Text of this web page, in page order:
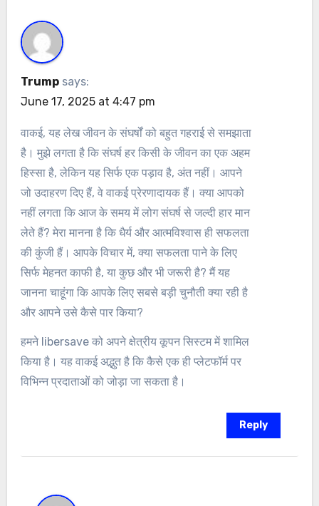
Trump says:
June 17, 2025 at 4:47 pm
वाकई, यह लेख जीवन के संघर्षों को बहुत गहराई से समझाता
है। मुझे लगता है कि संघर्ष हर किसी के जीवन का एक अहम
हिस्सा है, लेकिन यह सिर्फ एक पड़ाव है, अंत नहीं। आपने
जो उदाहरण दिए हैं, वे वाकई प्रेरणादायक हैं। क्या आपको
नहीं लगता कि आज के समय में लोग संघर्ष से जल्दी हार मान
लेते हैं? मेरा मानना है कि धैर्य और आत्मविश्वास ही सफलता
की कुंजी हैं। आपके विचार में, क्या सफलता पाने के लिए
सिर्फ मेहनत काफी है, या कुछ और भी जरूरी है? मैं यह
जानना चाहूंगा कि आपके लिए सबसे बड़ी चुनौती क्या रही है
और आपने उसे कैसे पार किया?
हमने libersave को अपने क्षेत्रीय कूपन सिस्टम में शामिल
किया है। यह वाकई अद्भुत है कि कैसे एक ही प्लेटफॉर्म पर
विभिन्न प्रदाताओं को जोड़ा जा सकता है।
Reply